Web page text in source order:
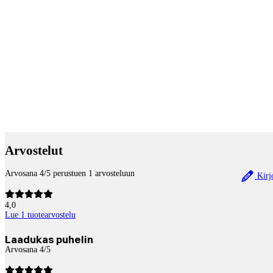
Arvostelut
Arvosana 4/5 perustuen 1 arvosteluun
4,0
Lue 1 tuotearvostelu
Laadukas puhelin
Arvosana 4/5